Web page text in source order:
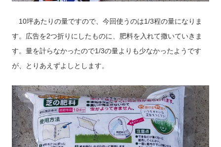
10坪あたりの量ですので、今回使うのは1/3程の量になりま
す。広告を2つ折りにしたものに、肥料を入れて撒いていきま
す。量を計らなかったので1/3の量よりも少なかったようです
が、とりあえずよしとします。